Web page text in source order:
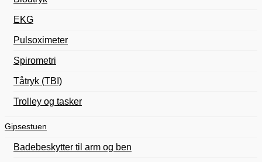
EKG
Pulsoximeter
Spirometri
Tåtryk (TBI)
Trolley og tasker
Gipsestuen
Badebeskytter til arm og ben